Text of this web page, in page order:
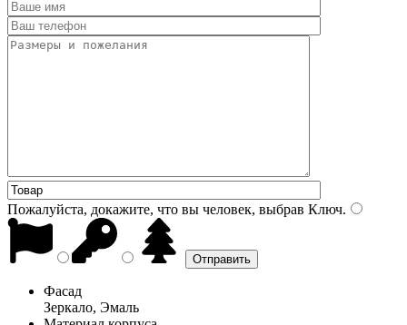
Пожалуйста, докажите, что вы человек, выбрав Ключ.
Фасад
Зеркало, Эмаль